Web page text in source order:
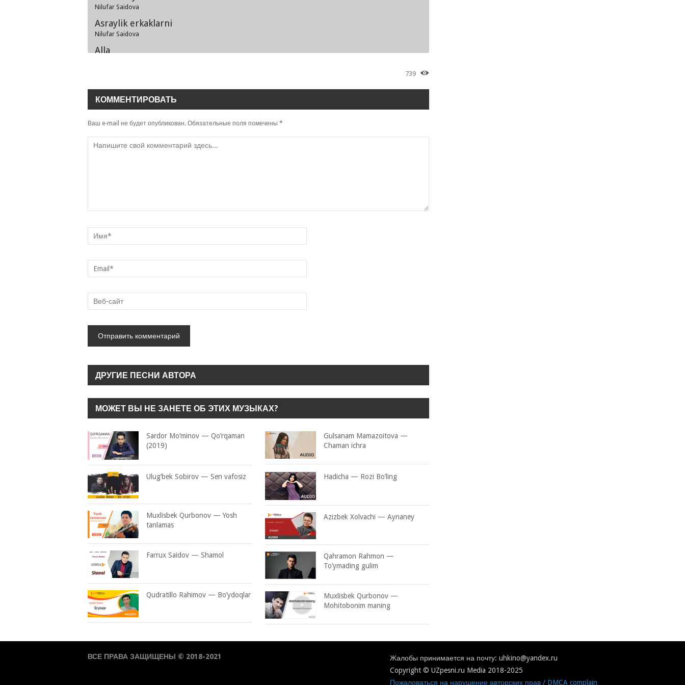
Nilufar Saidova
Asraylik erkaklarni
Nilufar Saidova
Alla
Nilufar Saidova
Asrang ona tabiatni
Nilufar Saidova
739
КОММЕНТИРОВАТЬ
Ваш e-mail не будет опубликован. Обязательные поля помечены *
ДРУГИЕ ПЕСНИ АВТОРА
МОЖЕТ ВЫ НЕ ЗАНЕТЕ ОБ ЭТИХ МУЗЫКАХ?
Sardor Mo’minov — Qo’rqaman
(2019)
Gulsanam Mamazoitova —
Chaman ichra
Ulug’bek Sobirov — Sen vafosiz Hadicha — Rozi Bo’ling
Muxlisbek Qurbonov — Yosh
tanlamas
Azizbek Xolvachi — Aynaney
Farrux Saidov — Shamol
Qahramon Rahmon —
To’ymading gulim
Qudratillo Rahimov — Bo’ydoqlar
Muxlisbek Qurbonov —
Mohitobonim maning
ВСЕ ПРАВА ЗАЩИЩЕНЫ © 2018-2021
Жалобы принимается на почту: uhkino@yandex.ru
Copyright © UZpesni.ru Media 2018-2025
Пожаловаться на нарушение авторских прав / DMCA complain